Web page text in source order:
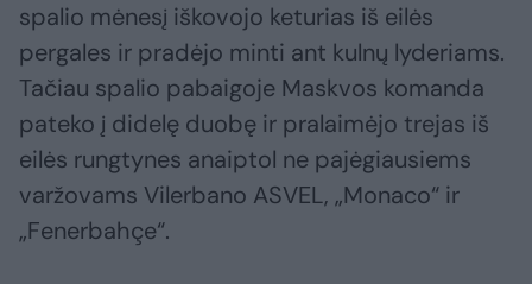
spalio mėnesį iškovojo keturias iš eilės
pergales ir pradėjo minti ant kulnų lyderiams.
Tačiau spalio pabaigoje Maskvos komanda
pateko į didelę duobę ir pralaimėjo trejas iš
eilės rungtynes anaiptol ne pajėgiausiems
varžovams Vilerbano ASVEL, „Monaco“ ir
„Fenerbahçe“.